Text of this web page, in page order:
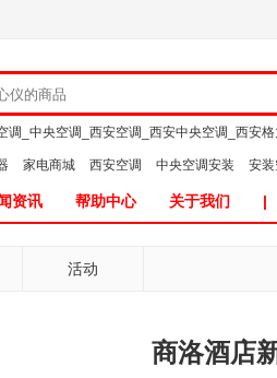
调_中央空调_西安空调_西安中央空调_西安
家电商城 西安空调 中央空调安装 安装
资讯 帮助中心 关于我们 |
活动
商洛酒店